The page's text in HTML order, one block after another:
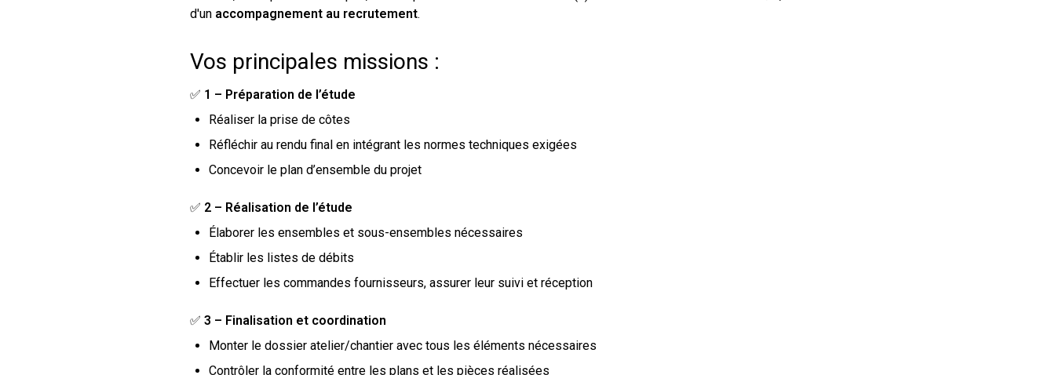
d'un accompagnement au recrutement.
Vos principales missions :
✅ 1 – Préparation de l’étude
Réaliser la prise de côtes
Réfléchir au rendu final en intégrant les normes techniques exigées
Concevoir le plan d’ensemble du projet
✅ 2 – Réalisation de l’étude
Élaborer les ensembles et sous-ensembles nécessaires
Établir les listes de débits
Effectuer les commandes fournisseurs, assurer leur suivi et réception
✅ 3 – Finalisation et coordination
Monter le dossier atelier/chantier avec tous les éléments nécessaires
Contrôler la conformité entre les plans et les pièces réalisées